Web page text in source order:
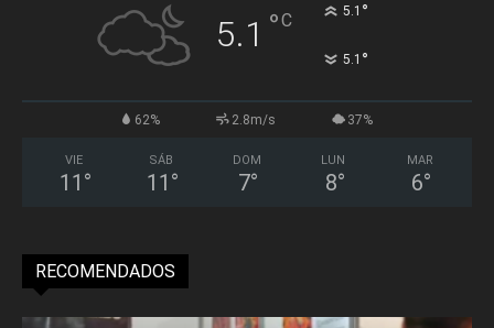
5.1 °C 5.1 °
5.1 °
62% 2.8m/s 37%
VIE
11 °
SÁB
11 °
DOM
7°
LUN
8°
MAR
6°
RECOMENDADOS